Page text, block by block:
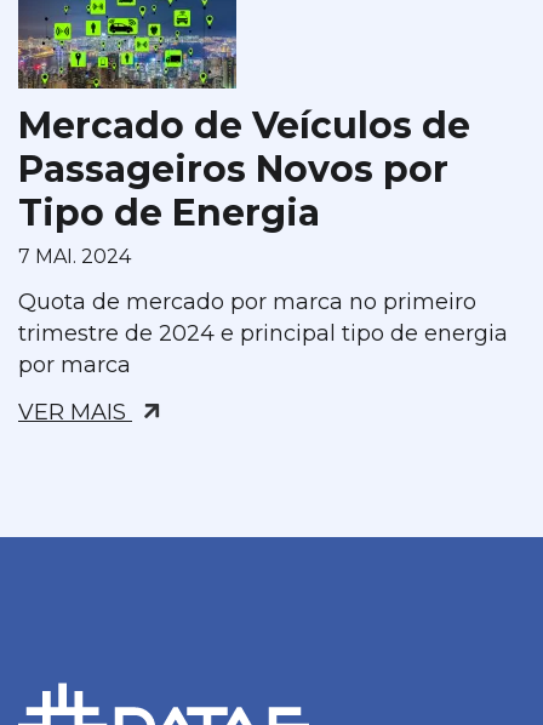
Mercado de Veículos de
Passageiros Novos por
Tipo de Energia
7 MAI. 2024
Quota de mercado por marca no primeiro
trimestre de 2024 e principal tipo de energia
por marca
VER MAIS